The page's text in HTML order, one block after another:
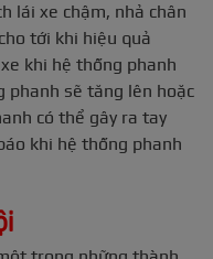
lái xe chậm, nhả chân
tới khi hiệu quả
khi hệ thống phanh
phanh sẽ tăng lên hoặc
có thể gây ra tay
khi hệ thống phanh